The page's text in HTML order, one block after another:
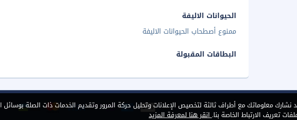
الحيوانات الاليفة
ممنوع أصطحاب الحيوانات الاليفة
البطاقات المقبولة
معلوماتك مع أطراف ثالثة لتخصيص الإعلانات وتحليل حركة المرور وتقديم الخدمات ذات الصلة بوسائل
تعريف الارتباط الخاصة بنا.انقر هنا لمعرفة المزيد